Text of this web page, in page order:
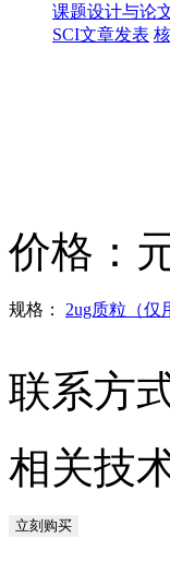
课题设计与论
SCI文章发表
价格：
规格： 2ug质粒（仅
联系方
相关技
立刻购买